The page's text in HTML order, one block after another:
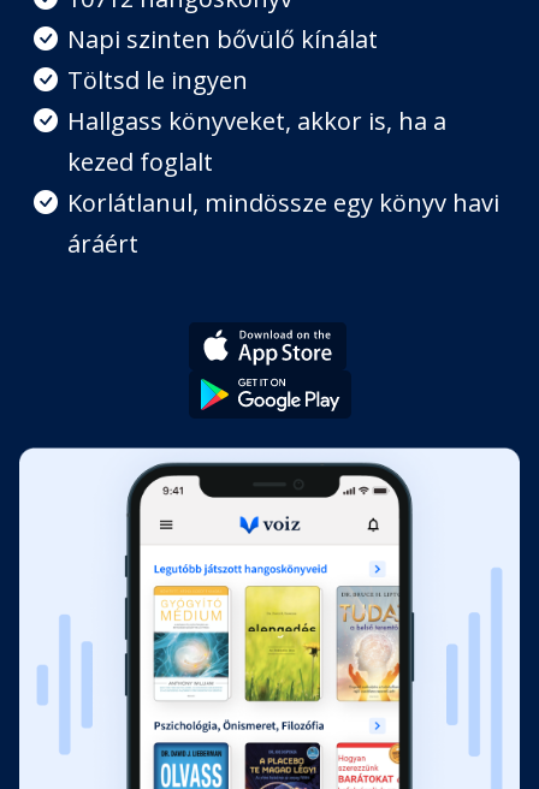
Coming out
Fejezet hossza: 00:05:53
Ofő–osztály balhé
Fejezet hossza: 00:07:29
Fejezet hossza: 00:05:48
Egy, kettő, három…
Fejezet hossza: 00:06:37
Az első este
Fejezet hossza: 00:06:20
Szerelem a parton
Fejezet hossza: 00:08:07
Napi szinten bővülő kínálat
Töltsd le ingyen
Hallgass könyveket, akkor is, ha a
kezed foglalt
Korlátlanul, mindössze egy könyv havi
áráért